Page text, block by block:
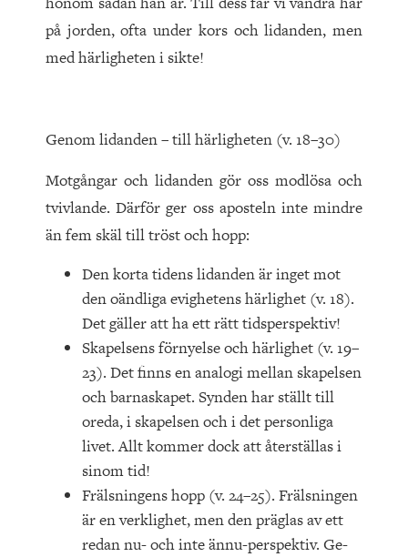
på jorden, ofta under kors och lidanden, men
med härligheten i sikte!
Genom lidanden – till härligheten (v. 18–30)
Motgångar och lidanden gör oss modlösa och
tvivlande. Därför ger oss aposteln inte mindre
än fem skäl till tröst och hopp:
Den korta tidens lidanden är inget mot
den oändliga evighetens härlighet (v. 18).
Det gäller att ha ett rätt tidsperspektiv!
Skapelsens förnyelse och härlighet (v. 19–
23). Det finns en analogi mellan skapelsen
och barnaskapet. Synden har ställt till
oreda, i skapelsen och i det personliga
livet. Allt kommer dock att återställas i
sinom tid!
Frälsningens hopp (v. 24–25). Frälsningen
är en verklighet, men den präglas av ett
redan nu- och inte ännu-perspektiv. Ge­